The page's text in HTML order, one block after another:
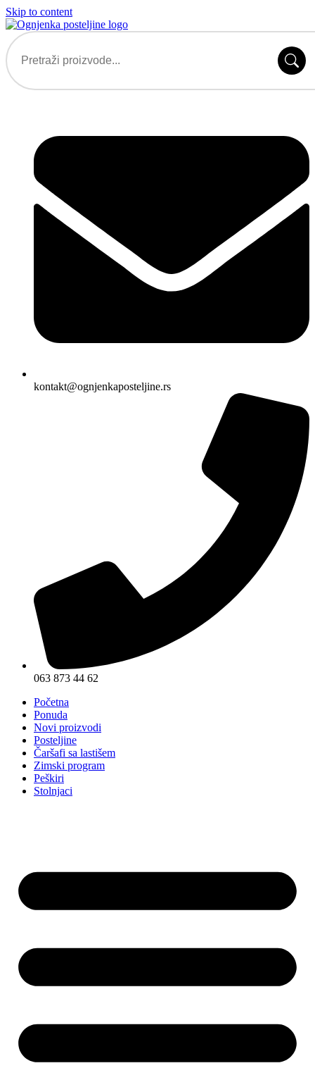
Skip to content
kontakt@ognjenkaposteljine.rs
063 873 44 62
Početna
Ponuda
Novi proizvodi
Posteljine
Čaršafi sa lastišem
Zimski program
Peškiri
Stolnjaci